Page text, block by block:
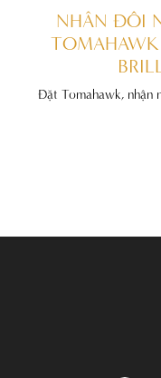
NHÂN ĐÔI
Đặt Tomahawk, nhận